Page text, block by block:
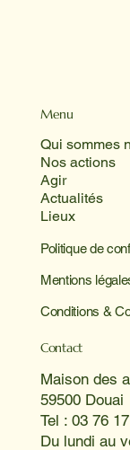
Menu
Qui sommes
Nos actions
Agir
Actualités
Lieux
Politique de
Mentions
Conditions &
Contact
Maison des
59500 Douai
Tel : 03 76
Du lundi au